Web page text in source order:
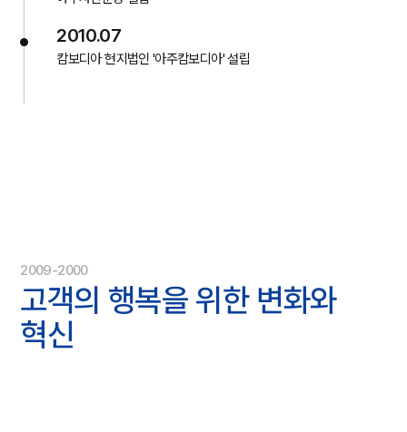
2010.07
캄보디아 현지법인 '아주캄보디아' 설립
2009-2000
고객의 행복을 위한 변화와
혁신